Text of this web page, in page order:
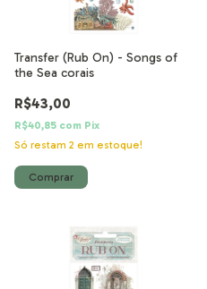
Transfer (Rub On) - Songs of
the Sea corais
R$43,00
R$40,85 com Pix
Só restam 2 em estoque!